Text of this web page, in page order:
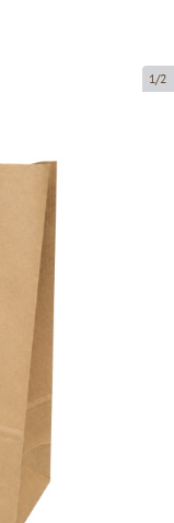
1/2
pamatni